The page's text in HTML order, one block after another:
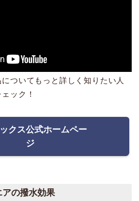
ついてもっと詳しく知りたい人
ック！
クス公式ホームペー
ジ
の撥水効果